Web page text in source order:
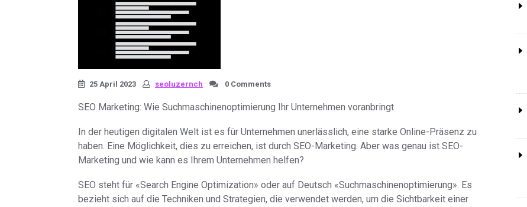
25 April 2023 seoluzernch 0 Comments
SEO Marketing: Wie Suchmaschinenoptimierung Ihr Unternehmen voranbringt
In der heutigen digitalen Welt ist es für Unternehmen unerlässlich, eine starke Online-Präsenz zu
haben. Eine Möglichkeit, dies zu erreichen, ist durch SEO-Marketing. Aber was genau ist SEO-
Marketing und wie kann es Ihrem Unternehmen helfen?
SEO steht für «Search Engine Optimization» oder auf Deutsch «Suchmaschinenoptimierung». Es
bezieht sich auf die Techniken und Strategien, die verwendet werden, um die Sichtbarkeit einer